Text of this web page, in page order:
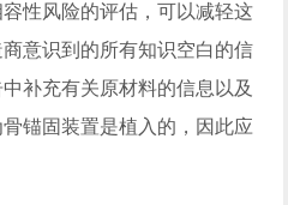
性风险的评估，可以减轻这
意识到的所有知识空白的信
补充有关原材料的信息以及
锚固装置是植入的，因此应